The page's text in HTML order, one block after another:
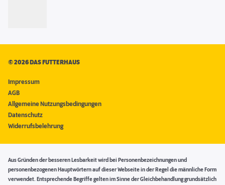
©2026 DAS FUTTERHAUS
Impressum
AGB
Allgemeine Nutzungsbedingungen
Datenschutz
Widerrufsbelehrung
Aus Gründen der besseren Lesbarkeit wird bei Personenbezeichnungen und
personenbezogenen Hauptwörtern auf dieser Webseite in der Regel die männliche Form
verwendet. Entsprechende Begriffe gelten im Sinne der Gleichbehandlung grundsätzlich